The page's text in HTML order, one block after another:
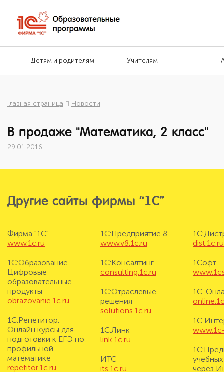
Детям и родителям Учителям
Главная страница Новости
В продаже "Математика, 2 класс"
29.01.2016
Другие сайты фирмы “1С”
Фирма "1С"
www.1c.ru
1С:Образование.
Цифровые
образовательные
продукты
obrazovanie.1c.ru
1С:Репетитор.
Онлайн курсы для
подготовки к ЕГЭ по
профильной
математике
repetitor.1c.ru
1С:Предприятие 8
www.v8.1c.ru
1С:Консалтинг
consulting.1c.ru
1С:Отраслевые
решения
solutions.1c.ru
1С:Линк
link.1c.ru
ИТС
its.1c.ru
dist.1c.ru
1Софт
1С-
1С
через